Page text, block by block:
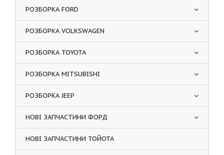
РОЗБОРКА FORD
РОЗБОРКА VOLKSWAGEN
РОЗБОРКА TOYOTA
РОЗБОРКА MITSUBISHI
РОЗБОРКА JEEP
НОВІ ЗАПЧАСТИНИ ФОРД
НОВІ ЗАПЧАСТИНИ ТОЙОТА